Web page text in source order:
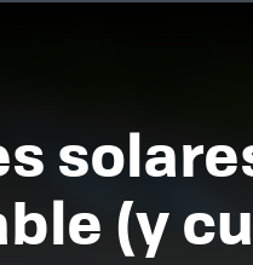
(y